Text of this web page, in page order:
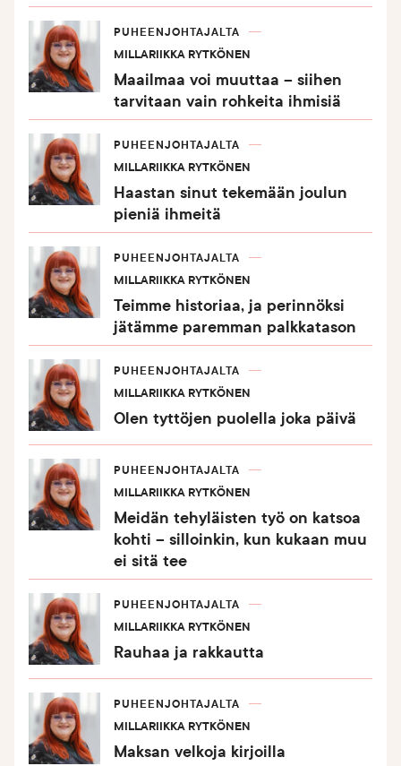
PUHEENJOHTAJALTA
MILLARIIKKA RYTKÖNEN
Maailmaa voi muuttaa – siihen
tarvitaan vain rohkeita ihmisiä
PUHEENJOHTAJALTA
MILLARIIKKA RYTKÖNEN
Haastan sinut tekemään joulun
pieniä ihmeitä
PUHEENJOHTAJALTA
MILLARIIKKA RYTKÖNEN
Teimme historiaa, ja perinnöksi
jätämme paremman palkkatason
PUHEENJOHTAJALTA
MILLARIIKKA RYTKÖNEN
Olen tyttöjen puolella joka päivä
PUHEENJOHTAJALTA
MILLARIIKKA RYTKÖNEN
Meidän tehyläisten työ on katsoa
kohti – silloinkin, kun kukaan muu
ei sitä tee
PUHEENJOHTAJALTA
MILLARIIKKA RYTKÖNEN
Rauhaa ja rakkautta
PUHEENJOHTAJALTA
MILLARIIKKA RYTKÖNEN
Maksan velkoja kirjoilla